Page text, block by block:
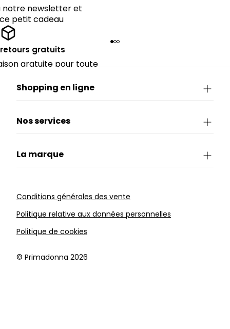
notre newsletter et
petit cadeau
gratuits
gratuite pour toute
Shopping en ligne
Nos services
La marque
Conditions générales des vente
Politique relative aux données personnelles
Politique de cookies
©️ Primadonna 2026